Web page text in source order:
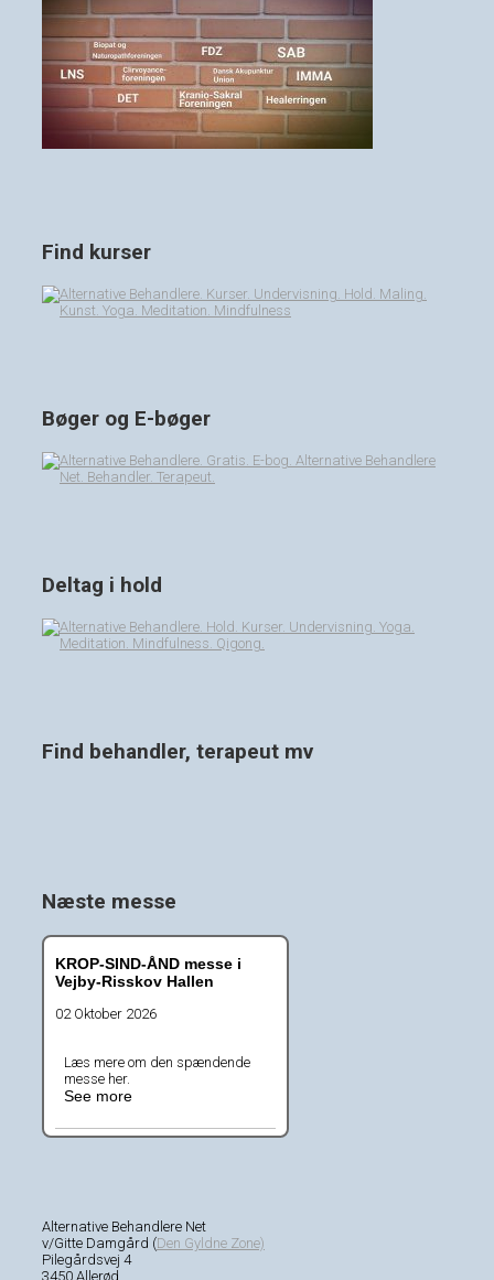
Find kurser
Bøger og E-bøger
Deltag i hold
Find behandler, terapeut mv
Næste messe
KROP-SIND-ÅND messe i
Vejby-Risskov Hallen
02 Oktober 2026
Læs mere om den spændende
messe her.
See more
Alternative Behandlere Net
v/Gitte Damgård (Den Gyldne Zone)
Pilegårdsvej 4
3450 Allerød